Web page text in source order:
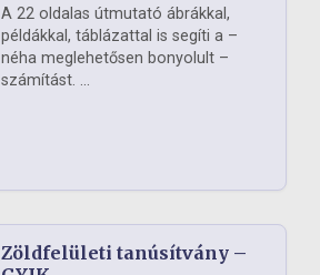
A 22 oldalas útmutató ábrákkal,
példákkal, táblázattal is segíti a –
néha meglehetősen bonyolult –
számítást. ...
Zöldfelületi tanúsítvány –